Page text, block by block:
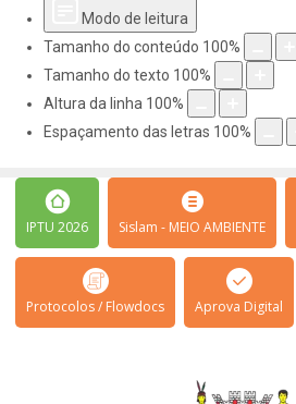
Modo de leitura
Tamanho do conteúdo 100%
Tamanho do texto 100%
Altura da linha 100%
Espaçamento das letras 100%
IPTU 2026 Sislam - MEIO AMBIENTE
Protocolos / Flowdocs Aprova Digital